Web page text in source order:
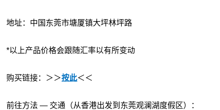
地址：中国东莞市塘厦镇大坪林坪路
*以上产品价格会跟随汇率以有所变动
购买链接：＞＞按此＜＜
前往方法 — 交通（从香港出发到东莞观澜湖度假区）：